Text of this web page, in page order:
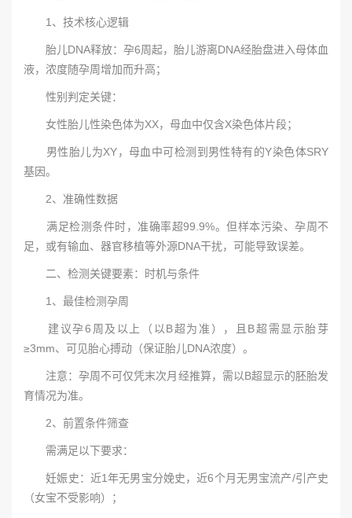
1、技术核心逻辑
胎儿DNA释放：孕6周起，胎儿游离DNA经胎盘进入母体血
液，浓度随孕周增加而升高；
性别判定关键：
女性胎儿性染色体为XX，母血中仅含X染色体片段；
男性胎儿为XY，母血中可检测到男性特有的Y染色体SRY
基因。
2、准确性数据
满足检测条件时，准确率超99.9%。但样本污染、孕周不
足，或有输血、器官移植等外源DNA干扰，可能导致误差。
二、检测关键要素：时机与条件
1、最佳检测孕周
建议孕6周及以上（以B超为准），且B超需显示胎芽
≥3mm、可见胎心搏动（保证胎儿DNA浓度）。
注意：孕周不可仅凭末次月经推算，需以B超显示的胚胎发
育情况为准。
2、前置条件筛查
需满足以下要求：
妊娠史：近1年无男宝分娩史，近6个月无男宝流产/引产史
（女宝不受影响）；